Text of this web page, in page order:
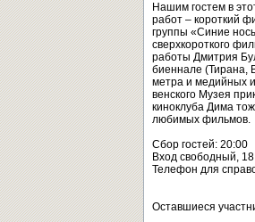
Нашим гостем в
работ – короткий
группы «Синие
cверхкороткого
работы Дмитрия
биеннале (Тирана,
метра и медийных
венского Музея
киноклуба Дима
любимых фильмов.
Сбор гостей: 20:00
Вход свободный,
Телефон для
Оставшиеся